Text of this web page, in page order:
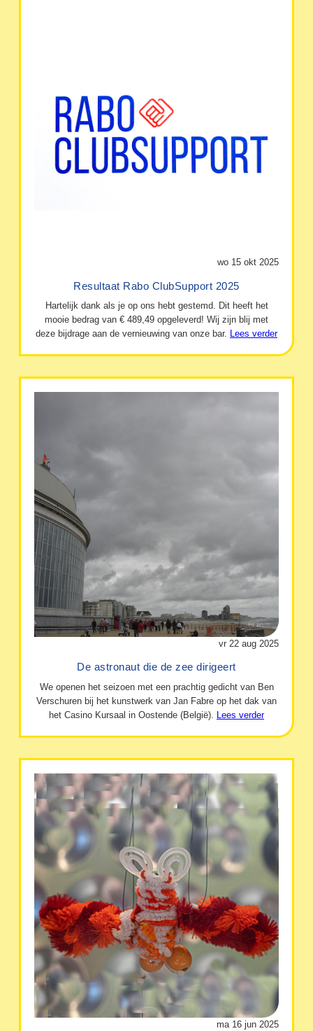
wo 15 okt 2025
Resultaat Rabo ClubSupport 2025
Hartelijk dank als je op ons hebt gestemd. Dit heeft het
mooie bedrag van € 489,49 opgeleverd! Wij zijn blij met
deze bijdrage aan de vernieuwing van onze bar. Lees verder
vr 22 aug 2025
De astronaut die de zee dirigeert
We openen het seizoen met een prachtig gedicht van Ben
Verschuren bij het kunstwerk van Jan Fabre op het dak van
het Casino Kursaal in Oostende (België). Lees verder
ma 16 jun 2025